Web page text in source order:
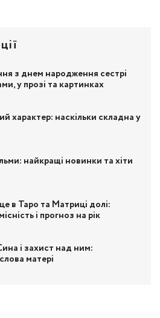
з днем народження сестрі
у прозі та картинках
характер: наскільки складна у
найкращі новинки та хіти
в Таро та Матриці долі:
і прогноз на рік
і захист над ним:
матері